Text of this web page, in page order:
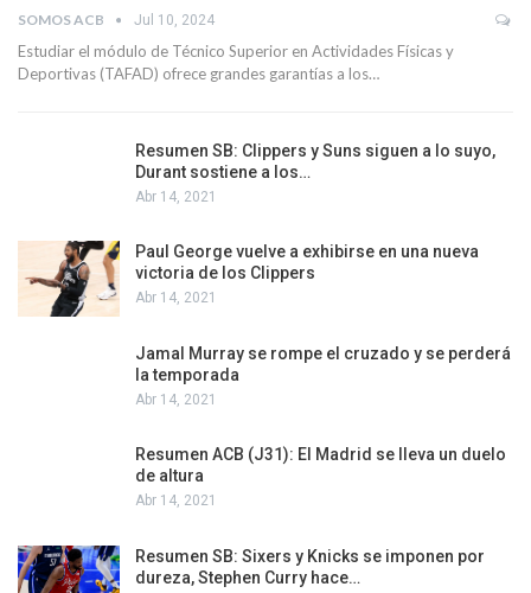
SOMOS ACB Jul 10, 2024
Estudiar el módulo de Técnico Superior en Actividades Físicas y
Deportivas (TAFAD) ofrece grandes garantías a los…
Resumen SB: Clippers y Suns siguen a lo suyo,
Durant sostiene a los…
Abr 14, 2021
Paul George vuelve a exhibirse en una nueva
victoria de los Clippers
Abr 14, 2021
Jamal Murray se rompe el cruzado y se perderá
la temporada
Abr 14, 2021
Resumen ACB (J31): El Madrid se lleva un duelo
de altura
Abr 14, 2021
Resumen SB: Sixers y Knicks se imponen por
dureza, Stephen Curry hace…